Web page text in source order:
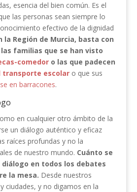
esencia del bien común. Es el
las personas sean siempre lo
efectivo de la dignidad
la Región de Murcia, basta con
familias que se han visto
comedoro las que padecen
transporte escolaro que sus
en barracones.
en cualquier otro ámbito de la
un diálogo auténtico y eficaz
raíces profundas y no la
de nuestro mundo. Cuánto se
en todos los debates
la mesa. Desde nuestros
ciudades, y no digamos en la